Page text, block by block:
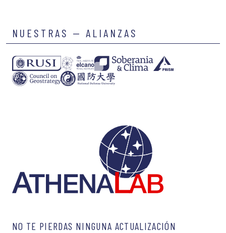
NUESTRAS — ALIANZAS
NO TE PIERDAS NINGUNA ACTUALIZACIÓN